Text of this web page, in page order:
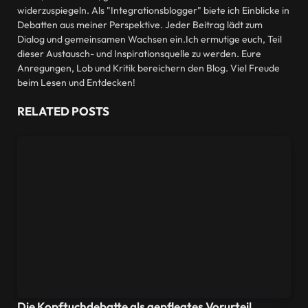
widerzuspiegeln. Als "Integrationsblogger" biete ich Einblicke in
Debatten aus meiner Perspektive. Jeder Beitrag lädt zum
Dialog und gemeinsamen Wachsen ein.Ich ermutige euch, Teil
dieser Austausch- und Inspirationsquelle zu werden. Eure
Anregungen, Lob und Kritik bereichern den Blog. Viel Freude
beim Lesen und Entdecken!
RELATEDPOSTS